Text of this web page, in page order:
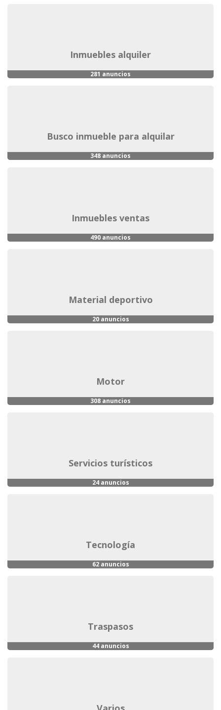
inmuebles alquiler
281 anuncios
busco inmueble para alquilar
348 anuncios
inmuebles ventas
490 anuncios
material deportivo
20 anuncios
motor
308 anuncios
servicios turísticos
24 anuncios
tecnología
62 anuncios
traspasos
44 anuncios